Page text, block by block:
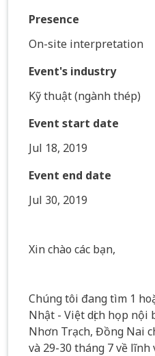
Presence
On-site interpretation
Event's industry
Kỹ thuật (ngành thép)
Event start date
Jul 18, 2019
Event end date
Jul 30, 2019
Xin chào các bạn,
Chúng tôi đang tìm 1
Nhật - Việt dịch họp nội
Nhơn Trạch, Đồng Nai
và 29-30 tháng 7 về lĩnh